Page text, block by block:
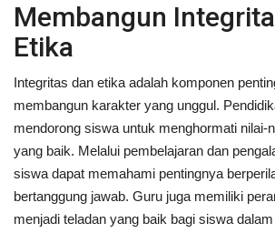
Membangun
Etika
Integritas dan etika adalah komponen
membangun karakter yang unggul.
mendorong siswa untuk menghormati nilai-
yang baik. Melalui pembelajaran dan
siswa dapat memahami pentingnya
bertanggung jawab. Guru juga memiliki
menjadi teladan yang baik bagi siswa